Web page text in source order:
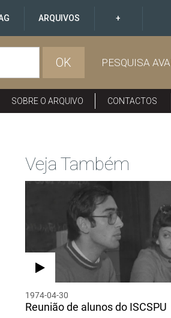
ARQUIVOS +
OK PESQUISA
SOBRE O ARQUIVO CONTACTOS
Veja Também
1974-04-30
Reunião de alunos do ISCSPU